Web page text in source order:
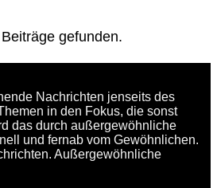
gefunden.
Nachrichten jenseits des
in den Fokus, die sonst
das durch außergewöhnliche
und fernab vom Gewöhnlichen.
Außergewöhnliche